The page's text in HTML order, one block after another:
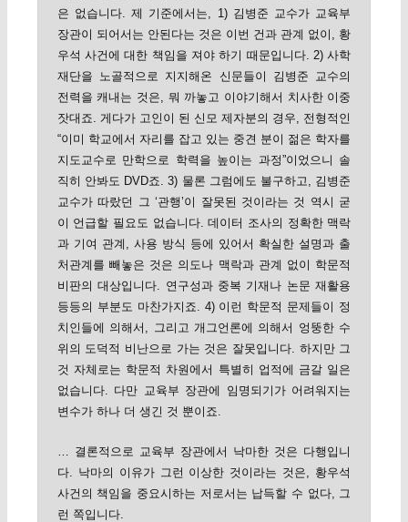
은 없습니다. 제 기준에서는, 1) 김병준 교수가 교육부
장관이 되어서는 안된다는 것은 이번 건과 관계 없이, 황
우석 사건에 대한 책임을 져야 하기 때문입니다. 2) 사학
재단을 노골적으로 지지해온 신문들이 김병준 교수의
전력을 캐내는 것은, 뭐 까놓고 이야기해서 치사한 이중
잣대죠. 게다가 고인이 된 신모 제자분의 경우, 전형적인
“이미 학교에서 자리를 잡고 있는 중견 분이 젊은 학자를
지도교수로 만학으로 학력을 높이는 과정”이었으니 솔
직히 안봐도 DVD죠. 3) 물론 그럼에도 불구하고, 김병준
교수가 따랐던 그 ‘관행’이 잘못된 것이라는 것 역시 굳
이 언급할 필요도 없습니다. 데이터 조사의 정확한 맥락
과 기여 관계, 사용 방식 등에 있어서 확실한 설명과 출
처관계를 빼놓은 것은 의도나 맥락과 관계 없이 학문적
비판의 대상입니다. 연구성과 중복 기재나 논문 재활용
등등의 부분도 마찬가지죠. 4) 이런 학문적 문제들이 정
치인들에 의해서, 그리고 개그언론에 의해서 엉뚱한 수
위의 도덕적 비난으로 가는 것은 잘못입니다. 하지만 그
것 자체로는 학문적 차원에서 특별히 업적에 금갈 일은
없습니다. 다만 교육부 장관에 임명되기가 어려워지는
변수가 하나 더 생긴 것 뿐이죠.
… 결론적으로 교육부 장관에서 낙마한 것은 다행입니
다. 낙마의 이유가 그런 이상한 것이라는 것은, 황우석
사건의 책임을 중요시하는 저로서는 납득할 수 없다, 그
런 쪽입니다.